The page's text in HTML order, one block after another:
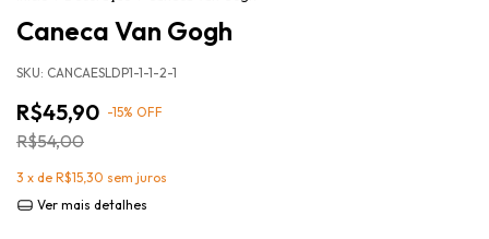
Caneca Van Gogh
SKU: CANCAESLDP1-1-1-2-1
R$45,90 -15% OFF
R$54,00
3 x de R$15,30 sem juros
Ver mais detalhes